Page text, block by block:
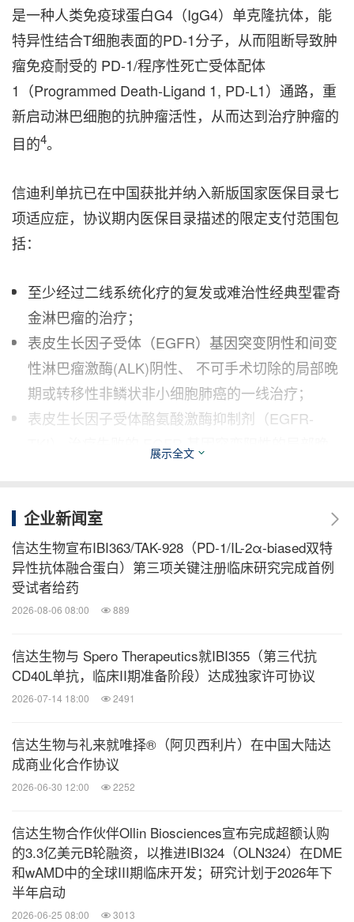
是一种人类免疫球蛋白G4（IgG4）单克隆抗体，能
特异性结合T细胞表面的PD-1分子，从而阻断导致肿
瘤免疫耐受的 PD-1/程序性死亡受体配体
1（Programmed Death-Ligand 1, PD-L1）通路，重
新启动淋巴细胞的抗肿瘤活性，从而达到治疗肿瘤的
目的4。
信迪利单抗已在中国获批并纳入新版国家医保目录七
项适应症，协议期内医保目录描述的限定支付范围包
括：
至少经过二线系统化疗的复发或难治性经典型霍奇
金淋巴瘤的治疗；
表皮生长因子受体（EGFR）基因突变阴性和间变
性淋巴瘤激酶(ALK)阴性、 不可手术切除的局部晚
期或转移性非鳞状非小细胞肺癌的一线治疗；
表皮生长因子受体酪氨酸激酶抑制剂（EGFR-
TKI） 治疗失败的 EGFR 基因突变阳性的局部晚
癌的一线治疗；
既往未接受过系统治疗的不可切除或转移性肝细胞
癌的一线治疗；
不可切除的局部晚期、复发或转移性食管鳞癌的一
线治疗；
不可切除的局部晚期、复发或转移性胃及胃食管交
界处腺癌的一线治疗。
联合疗法用于治疗既往系统性抗肿瘤治疗后失败且不
适合进行根治性手术治疗或根治性放疗的晚期错配修
复完整（pMMR）的子宫内膜癌患者的NDA已于2024
适应症，即联合伊匹木单抗用于可切除的MSI-
H/dMMR结肠癌患者的新辅助治疗的NDA在NMPA优
先审评中。
展示全文
企业新闻室
信达生物宣布IBI363/TAK-928（PD-1/IL-2α-biased双特
异性抗体融合蛋白）第三项关键注册临床研究完成首例
受试者给药
2026-08-06 08:00 889
信达生物与 Spero Therapeutics就IBI355（第三代抗
CD40L单抗，临床II期准备阶段）达成独家许可协议
2026-07-14 18:00 2491
信达生物与礼来就唯择®（阿贝西利片）在中国大陆达
成商业化合作协议
2026-06-30 12:00 2252
信达生物合作伙伴Ollin Biosciences宣布完成超额认购
的3.3亿美元B轮融资，以推进IBI324（OLN324）在DME
和wAMD中的全球III期临床开发；研究计划于2026年下
半年启动
2026-06-25 08:00 3013